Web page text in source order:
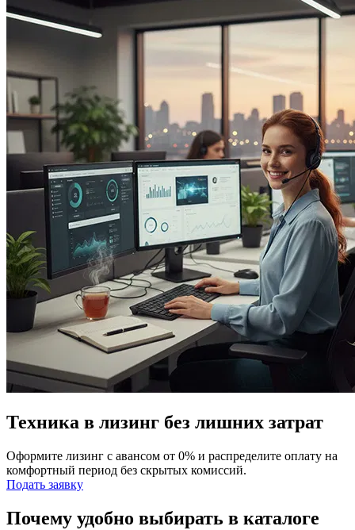
Техника в лизинг без лишних затрат
Оформите лизинг с авансом от 0% и распределите оплату на
комфортный период без скрытых комиссий.
Подать заявку
Почему удобно выбирать в каталоге